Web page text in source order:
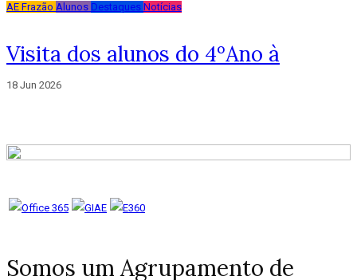
AE Frazão Alunos Destaques Notícias
Visita dos alunos do 4ºAno à
18 Jun 2026
Somos um Agrupamento de